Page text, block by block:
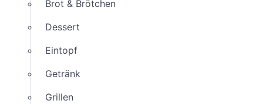
Brot & Brötchen
Dessert
Eintopf
Getränk
Grillen